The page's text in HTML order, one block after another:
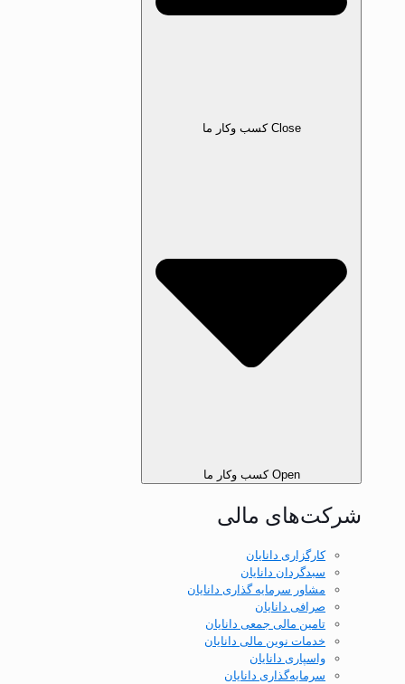
Close کسب‌ وکار ما
Open کسب‌ وکار ما
شرکت‌های مالی
کارگزاری دانایان
سبدگردان دانایان
مشاور سرمایه گذاری دانایان
صرافی دانایان
تامین مالی جمعی دانایان
خدمات نوین مالی دانایان
واسپاری دانایان
سرمایه‌گذاری دانایان